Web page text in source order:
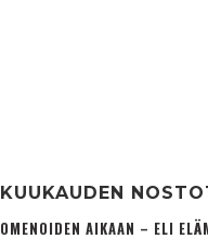
KUUKAUDEN
OMENOIDEN AIKAAN – ELI